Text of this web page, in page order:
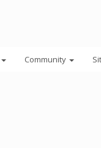
Community